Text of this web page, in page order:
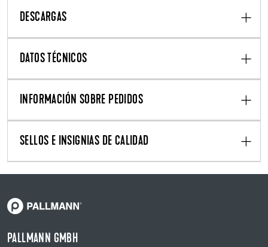
DESCARGAS
DATOS TÉCNICOS
INFORMACIÓN SOBRE PEDIDOS
SELLOS E INSIGNIAS DE CALIDAD
PALLMANN GMBH